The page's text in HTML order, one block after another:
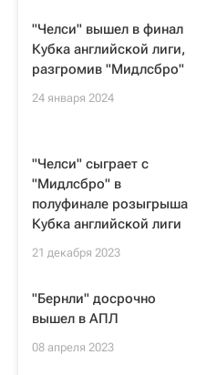
"Челси" вышел в финал
Кубка английской лиги,
разгромив "Мидлсбро"
24 января 2024
"Челси" сыграет с
"Мидлсбро" в
полуфинале розыгрыша
Кубка английской лиги
21 декабря 2023
"Бернли" досрочно
вышел в АПЛ
08 апреля 2023